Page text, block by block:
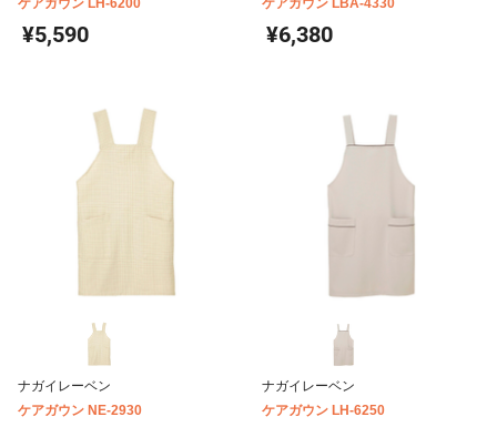
ケアガウン LH-6200
¥5,590
ケアガウン LBA-4330
¥6,380
ナガイレーベン
ケアガウン NE-2930
ナガイレーベン
ケアガウン LH-6250